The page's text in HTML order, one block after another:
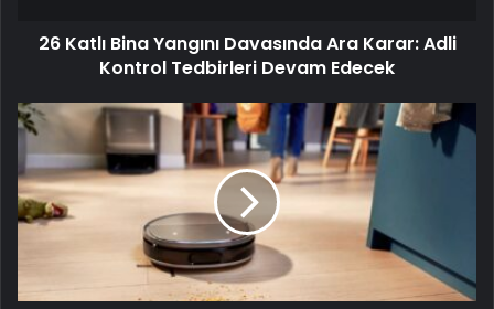
26 Katlı Bina Yangını Davasında Ara Karar: Adli
Kontrol Tedbirleri Devam Edecek